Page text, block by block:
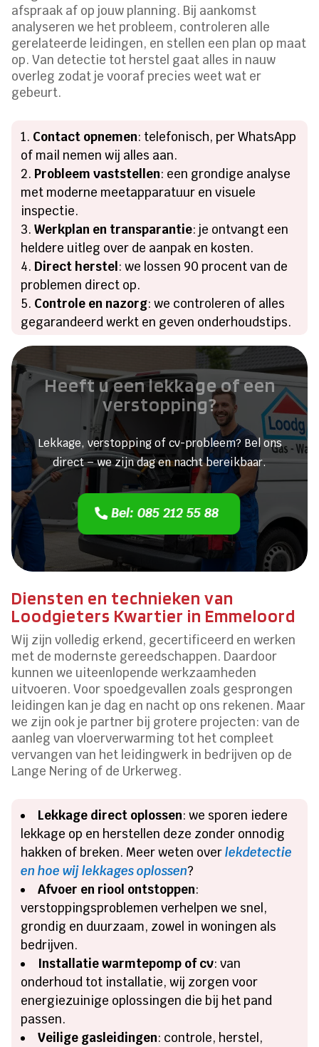
afspraak af op jouw planning. Bij aankomst
analyseren we het probleem, controleren alle
gerelateerde leidingen, en stellen een plan op maat
op. Van detectie tot herstel gaat alles in nauw
overleg zodat je vooraf precies weet wat er
gebeurt.
Contact opnemen: telefonisch, per WhatsApp
of mail nemen wij alles aan.
Probleem vaststellen: een grondige analyse
met moderne meetapparatuur en visuele
inspectie.
Werkplan en transparantie: je ontvangt een
heldere uitleg over de aanpak en kosten.
Direct herstel: we lossen 90 procent van de
problemen direct op.
Controle en nazorg: we controleren of alles
gegarandeerd werkt en geven onderhoudstips.
Heeft u een lekkage of een
verstopping?
Lekkage, verstopping of cv-probleem? Bel ons
direct – we zijn dag en nacht bereikbaar.
Bel: 085 212 55 88
Diensten en technieken van
Loodgieters Kwartier in Emmeloord
Wij zijn volledig erkend, gecertificeerd en werken
met de modernste gereedschappen. Daardoor
kunnen we uiteenlopende werkzaamheden
uitvoeren. Voor spoedgevallen zoals gesprongen
leidingen kan je dag en nacht op ons rekenen. Maar
we zijn ook je partner bij grotere projecten: van de
aanleg van vloerverwarming tot het compleet
vervangen van het leidingwerk in bedrijven op de
Lange Nering of de Urkerweg.
Lekkage direct oplossen: we sporen iedere
lekkage op en herstellen deze zonder onnodig
hakken of breken. Meer weten overlekdetectie
en hoe wij lekkages oplossen?
Afvoer en riool ontstoppen:
verstoppingsproblemen verhelpen we snel,
grondig en duurzaam, zowel in woningen als
bedrijven.
Installatie warmtepomp of cv: van
onderhoud tot installatie, wij zorgen voor
energiezuinige oplossingen die bij het pand
passen.
Veilige gasleidingen: controle, herstel,